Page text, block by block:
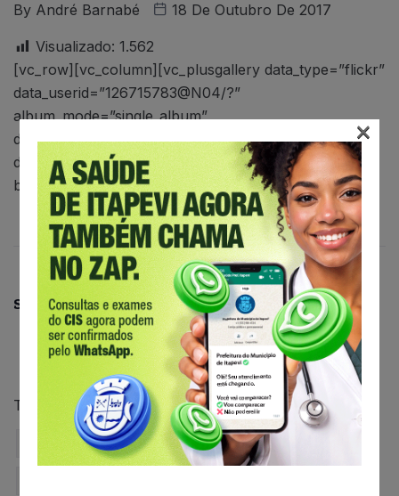
By André Barnabé 18 De Outubro De 2017
Visualizado: 1.562
[vc_row][vc_column][vc_plusgallery data_type=”flickr”
data_userid=”126715783@N04/?”
album_mode=”single_album”
data_albumid=”72157689539964776″
data_albumlimit=”20″ data_limit=”300″
box_color=”#636363″][/vc_column][/vc_row]
Share This:
Tags: #barnabefotos Canal Itapevi
Fotografo Itapevi futebol-itapevi
×